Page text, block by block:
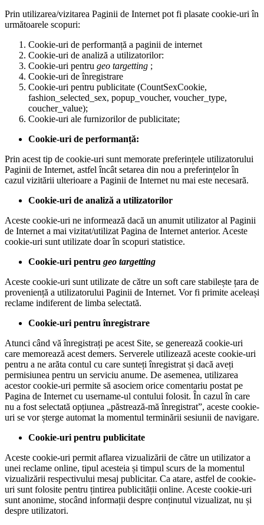
Prin utilizarea/vizitarea Paginii de Internet pot fi plasate cookie-uri în
următoarele scopuri:
Cookie-uri de performanță a paginii de internet
Cookie-uri de analiză a utilizatorilor:
Cookie-uri pentru geo targetting ;
Cookie-uri de înregistrare
Cookie-uri pentru publicitate (CountSexCookie,
fashion_selected_sex, popup_voucher, voucher_type,
coucher_value);
Cookie-uri ale furnizorilor de publicitate;
Cookie-uri de performanță:
Prin acest tip de cookie-uri sunt memorate preferințele utilizatorului
Paginii de Internet, astfel încât setarea din nou a preferințelor în
cazul vizitării ulterioare a Paginii de Internet nu mai este necesară.
Cookie-uri de analiză a utilizatorilor
Aceste cookie-uri ne informează dacă un anumit utilizator al Paginii
de Internet a mai vizitat/utilizat Pagina de Internet anterior. Aceste
cookie-uri sunt utilizate doar în scopuri statistice.
Cookie-uri pentru geo targetting
Aceste cookie-uri sunt utilizate de către un soft care stabilește țara de
proveniență a utilizatorului Paginii de Internet. Vor fi primite aceleași
reclame indiferent de limba selectată.
Cookie-uri pentru înregistrare
Atunci când vă înregistrați pe acest Site, se generează cookie-uri
care memorează acest demers. Serverele utilizează aceste cookie-uri
pentru a ne arăta contul cu care sunteți înregistrat și dacă aveți
permisiunea pentru un serviciu anume. De asemenea, utilizarea
acestor cookie-uri permite să asociem orice comentariu postat pe
Pagina de Internet cu username-ul contului folosit. În cazul în care
nu a fost selectată opțiunea „păstrează-mă înregistrat”, aceste cookie-
uri se vor șterge automat la momentul terminării sesiunii de navigare.
Cookie-uri pentru publicitate
Aceste cookie-uri permit aflarea vizualizării de către un utilizator a
unei reclame online, tipul acesteia și timpul scurs de la momentul
vizualizării respectivului mesaj publicitar. Ca atare, astfel de cookie-
uri sunt folosite pentru țintirea publicității online. Aceste cookie-uri
sunt anonime, stocând informații despre conținutul vizualizat, nu și
despre utilizatori.